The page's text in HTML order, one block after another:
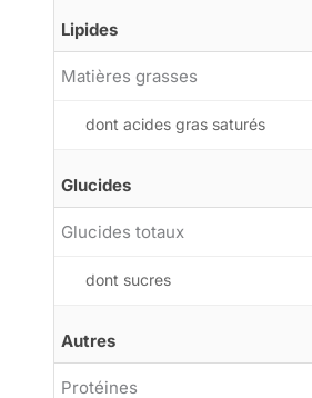
Lipides
Matières grasses
dont acides gras saturés
Glucides
Glucides totaux
dont sucres
Autres
Protéines